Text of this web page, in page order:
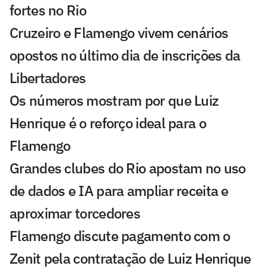
fortes no Rio
Cruzeiro e Flamengo vivem cenários
opostos no último dia de inscrições da
Libertadores
Os números mostram por que Luiz
Henrique é o reforço ideal para o
Flamengo
Grandes clubes do Rio apostam no uso
de dados e IA para ampliar receita e
aproximar torcedores
Flamengo discute pagamento com o
Zenit pela contratação de Luiz Henrique